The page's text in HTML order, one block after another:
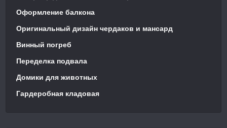
Оформление балкона
Оригинальный дизайн чердаков и мансард
Винный погреб
Переделка подвала
Домики для животных
Гардеробная кладовая